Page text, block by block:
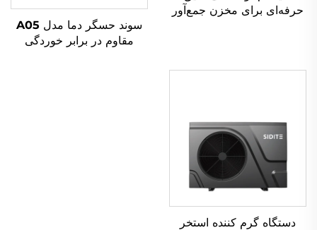
حرفه‌ای برای مخزن جمع‌آور
سوند حسگر دما مدل A05
مقاوم در برابر خوردگی
دستگاه گرم کننده استخر